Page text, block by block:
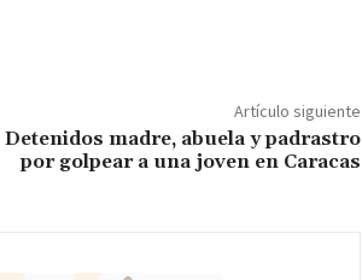
Artículo siguiente
Detenidos madre, abuela y padrastro
por golpear a una joven en Caracas